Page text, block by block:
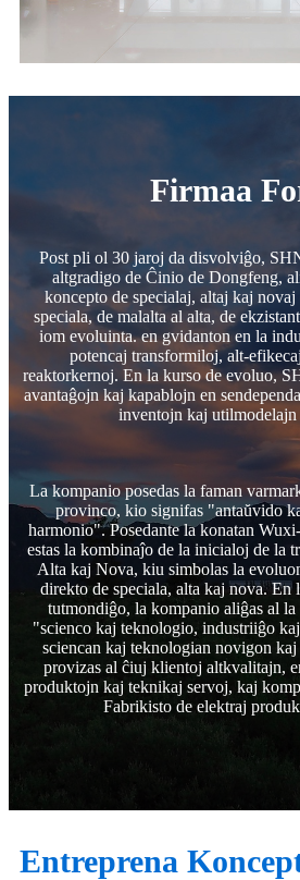
Firmaa
Post pli ol 30 jaroj da disvolviĝo,
altgradigo de Ĉinio de Dongfeng,
koncepto de specialaj, altaj kaj
speciala, de malalta al alta, de
iom evoluinta. en gvidanton en la
potencaj transformiloj, alt-
reaktorkernoj. En la kurso de evoluo,
avantaĝojn kaj kapablojn en
inventojn kaj utilmodelajn
La kompanio posedas la faman
provinco, kio signifas "antaŭvido
harmonio". Posedante la konatan
estas la kombinaĵo de la inicialoj de la
Alta kaj Nova, kiu simbolas la
direkto de speciala, alta kaj nova. En
tutmondiĝo, la kompanio aliĝas al
"scienco kaj teknologio, industriiĝo
sciencan kaj teknologian novigon
provizas al ĉiuj klientoj altkvalitajn,
produktojn kaj teknikaj servoj, kaj
Fabrikisto de elektraj
Entreprena